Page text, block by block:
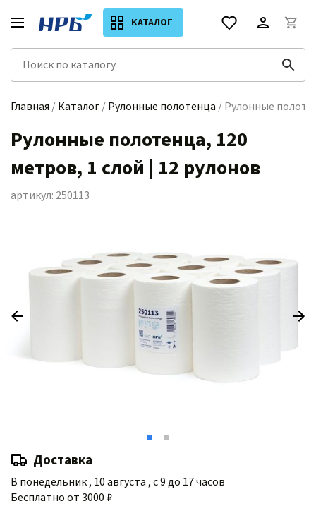
КАТАЛОГ
Главная /Каталог/Рулонные полотенца / Рулонные
Рулонные полотенца, 120
метров, 1 слой | 12 рулонов
артикул: 250113
Доставка
В понедельник , 10 августа , с 9 до 17 часов
Бесплатно от 3000 ₽